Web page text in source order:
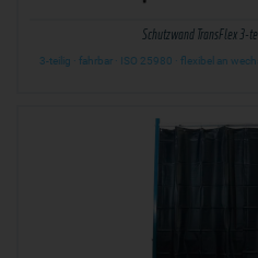
Schutzwand TransFlex 3-
3-teilig · fahrbar · ISO 25980 · flexibel an